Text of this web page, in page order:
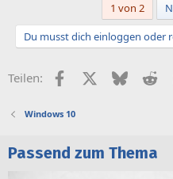
1 von 2
Du musst dich einloggen oder
Teilen: FacebookX (Twitter)
Bluesky
Windows 10
Passend zum Thema